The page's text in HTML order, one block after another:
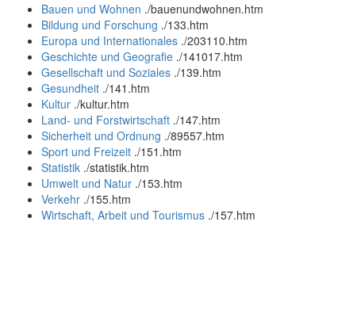
Bauen und Wohnen ./bauenundwohnen.htm
Bildung und Forschung ./133.htm
Europa und Internationales ./203110.htm
Geschichte und Geografie ./141017.htm
Gesellschaft und Soziales ./139.htm
Gesundheit ./141.htm
Kultur ./kultur.htm
Land- und Forstwirtschaft ./147.htm
Sicherheit und Ordnung ./89557.htm
Sport und Freizeit ./151.htm
Statistik ./statistik.htm
Umwelt und Natur ./153.htm
Verkehr ./155.htm
Wirtschaft, Arbeit und Tourismus ./157.htm